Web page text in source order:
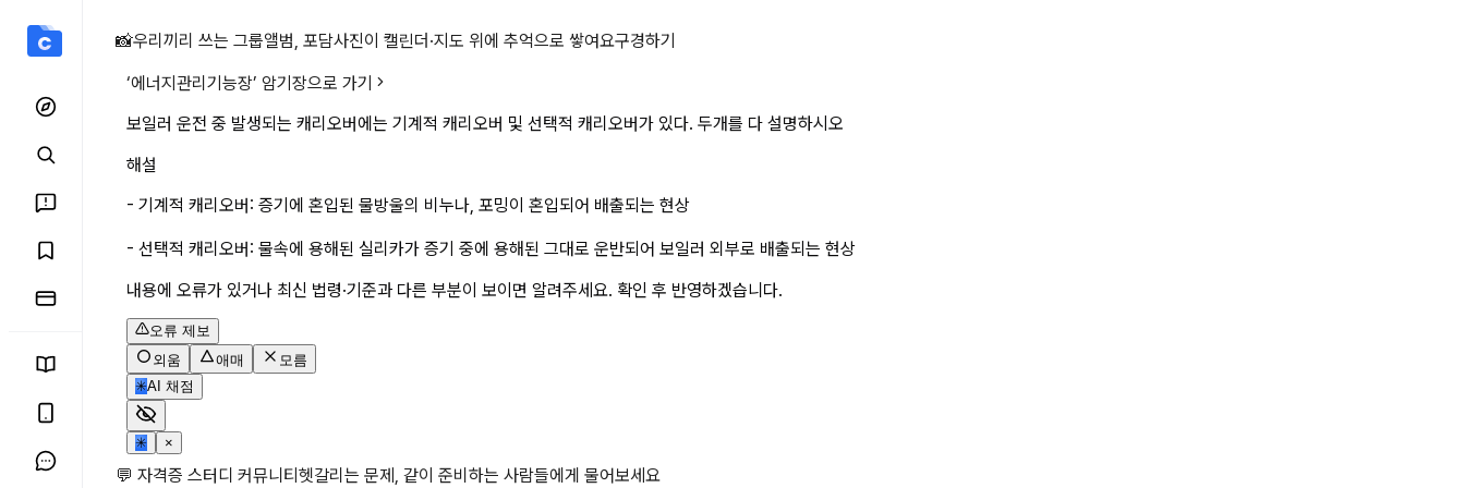
보일러 운전 중 발생되는 캐리오버에는 기계적 캐리오버 및 선택적 캐리오버가 있다. 두 상세 페이지
📸우리끼리 쓰는 그룹앨범, 포담사진이 캘린더·지도 위에 추억으로 쌓여요구경하기
‘에너지관리기능장’ 암기장으로 가기
보일러 운전 중 발생되는 캐리오버에는 기계적 캐리오버 및 선택적 캐리오버가 있다. 두개를 다 설명하시오
해설
- 기계적 캐리오버: 증기에 혼입된 물방울의 비누나, 포밍이 혼입되어 배출되는 현상
- 선택적 캐리오버: 물속에 용해된 실리카가 증기 중에 용해된 그대로 운반되어 보일러 외부로 배출되는 현상
내용에 오류가 있거나 최신 법령·기준과 다른 부분이 보이면 알려주세요. 확인 후 반영하겠습니다.
오류 제보
외움
애매
모름
✳AI 채점
✳ ×
💬 자격증 스터디 커뮤니티헷갈리는 문제, 같이 준비하는 사람들에게 물어보세요